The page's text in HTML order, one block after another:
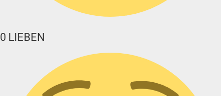
0 LIEBEN